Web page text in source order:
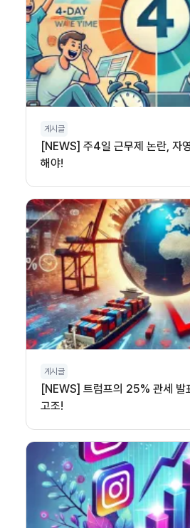
게시글
[NEWS] 주4일 근무제 논란, 자
해야!
게시글
[NEWS] 트럼프의 25% 관세 발
고조!